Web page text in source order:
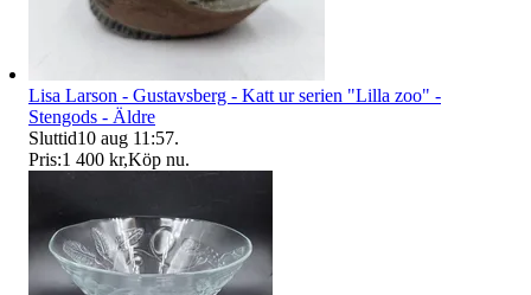
Lisa Larson - Gustavsberg - Katt ur serien "Lilla zoo" -
Stengods - Äldre
Sluttid10 aug 11:57.
Pris:1 400 kr,Köp nu.